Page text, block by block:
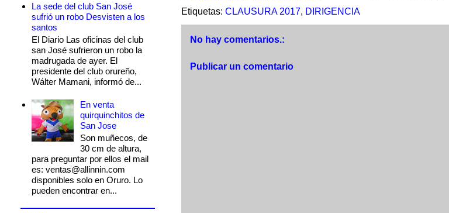
Etiquetas: CLAUSURA 2017, DIRIGENCIA
No hay comentarios.:
Publicar un comentario
La sede del club San José
sufrió un robo Desvisten a los
santos
El Diario Las oficinas del club
san José sufrieron un robo la
madrugada de ayer. El
presidente del club orureño,
Wálter Mamani, informó de...
En venta
quirquinchitos de
San Jose
Son muñecos, de
30 cm de altura,
para preguntar por ellos el mail
es: ventas@allinnin.com
disponibles solo en Oruro. Lo
pueden encontrar en...